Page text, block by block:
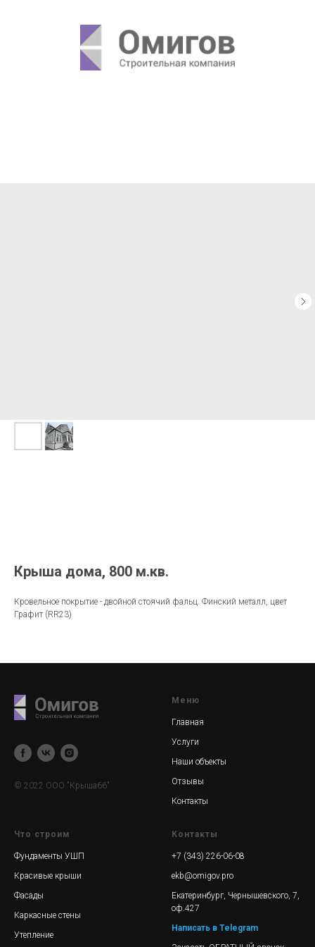
Крыша дома, 800 м.кв.
Кровельное покрытие - двойной стоячий фальц. Финский металл, цвет
Графит (RR23)
© 2022 ООО "Крыша66"
Меню
Главная
Услуги
Наши объекты
Отзывы
Контакты
Что строим
Фундаменты УШП
Красивые крыши
Фасады
Каркасные стены
Утепление
Контакты
+7 (343) 226-06-08
ekb@omigov.pro
Екатеринбург, Чернышевского, 7,
оф.427
Написать в Telegram